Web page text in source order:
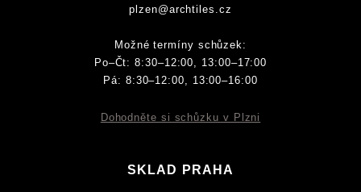
plzen@archtiles.cz
Možné termíny schůzek:
Po–Čt: 8:30–12:00, 13:00–17:00
Pá: 8:30–12:00, 13:00–16:00
Dohodněte si schůzku v Plzni
SKLAD PRAHA